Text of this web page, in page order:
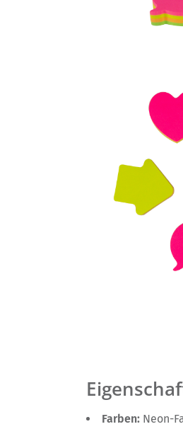
Farben: Neon-